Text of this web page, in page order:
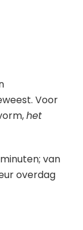
Voor
het
van
overdag